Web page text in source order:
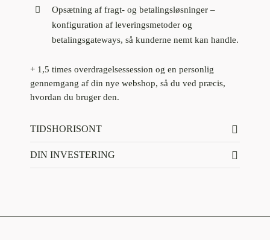
Opsætning af fragt- og betalingsløsninger –
konfiguration af leveringsmetoder og
betalingsgateways, så kunderne nemt kan handle.
+ 1,5 times overdragelsessession og en personlig
gennemgang af din nye webshop, så du ved præcis,
hvordan du bruger den.
TIDSHORISONT
DIN INVESTERING